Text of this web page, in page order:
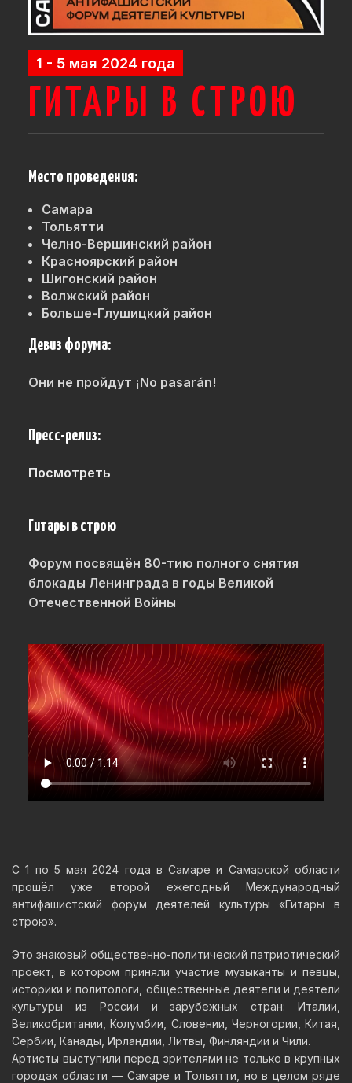
1 - 5 мая 2024 года
ГИТАРЫ В СТРОЮ
Место проведения:
Самара
Тольятти
Челно-Вершинский район
Красноярский район
Шигонский район
Волжский район
Больше-Глушицкий район
Девиз форума:
Они не пройдут ¡No pasarán!
Пресс-релиз:
Посмотреть
Гитары в строю
Форум посвящён 80-тию полного снятия
блокады Ленинграда в годы Великой
Отечественной Войны
С 1 по 5 мая 2024 года в Самаре и Самарской области
прошёл уже второй ежегодный Международный
антифашистский форум деятелей культуры «Гитары в
строю».
Это знаковый общественно-политический патриотический
проект, в котором приняли участие музыканты и певцы,
историки и политологи, общественные деятели и деятели
культуры из России и зарубежных стран: Италии,
Великобритании, Колумбии, Словении, Черногории, Китая,
Сербии, Канады, Ирландии, Литвы, Финляндии и Чили.
Артисты выступили перед зрителями не только в крупных
городах области — Самаре и Тольятти, но в целом ряде